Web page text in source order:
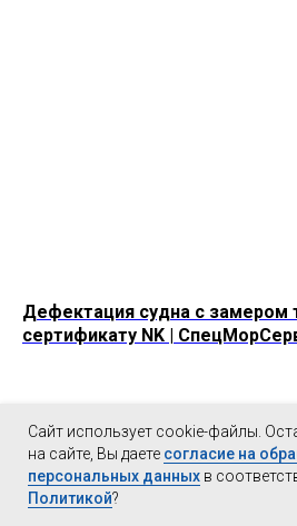
Дефектация судна с замером
сертификату NK |
Сайт использует cookie-файлы.
на сайте, Вы даете согласие на
персональных данных в
Политикой?